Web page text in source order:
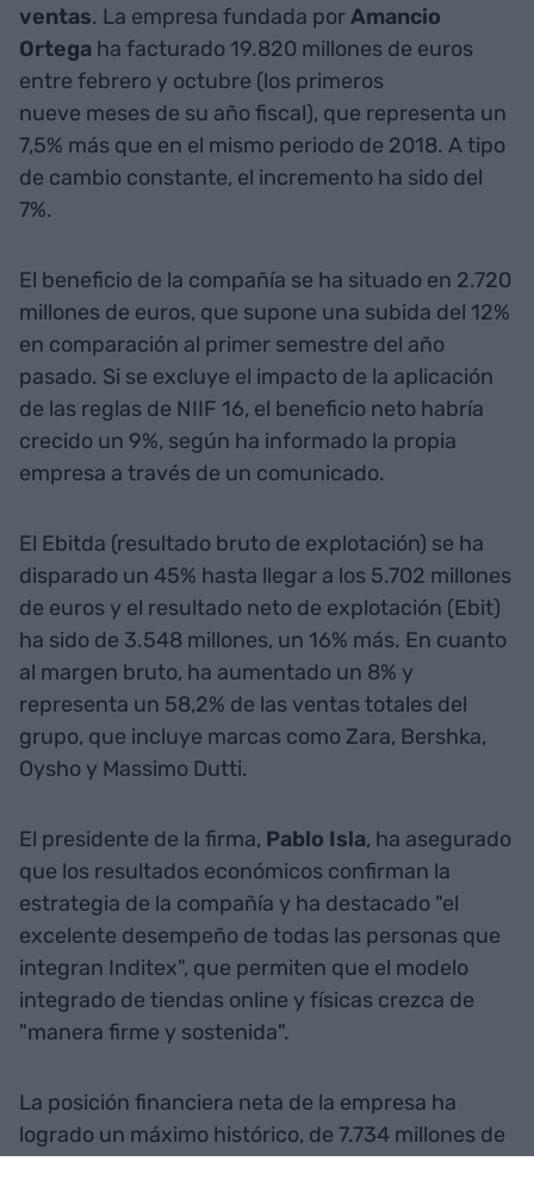
ventas. La empresa fundada porAmancio
Ortega ha facturado 19.820 millones de euros
entre febrero y octubre (los primeros
nueve meses de su año fiscal), que representa un
7,5% más que en el mismo periodo de 2018. A tipo
de cambio constante, el incremento ha sido del
7%.
El beneficio de la compañía se ha situado en 2.720
millones de euros, que supone una subida del 12%
en comparación al primer semestre del año
pasado. Si se excluye el impacto de la aplicación
de las reglas de NIIF 16, el beneficio neto habría
crecido un 9%, según ha informado la propia
empresa a través de un comunicado.
El Ebitda (resultado bruto de explotación) se ha
disparado un 45% hasta llegar a los 5.702 millones
de euros y el resultado neto de explotación (Ebit)
ha sido de 3.548 millones, un 16% más. En cuanto
al margen bruto, ha aumentado un 8% y
representa un 58,2% de las ventas totales del
grupo, que incluye marcas como Zara, Bershka,
Oysho y Massimo Dutti.
El presidente de la firma, Pablo Isla, ha asegurado
que los resultados económicos confirman la
estrategia de la compañía y ha destacado "el
excelente desempeño de todas las personas que
integran Inditex", que permiten que el modelo
integrado de tiendas online y físicas crezca de
"manera firme y sostenida".
La posición financiera neta de la empresa ha
logrado un máximo histórico, de 7.734 millones de